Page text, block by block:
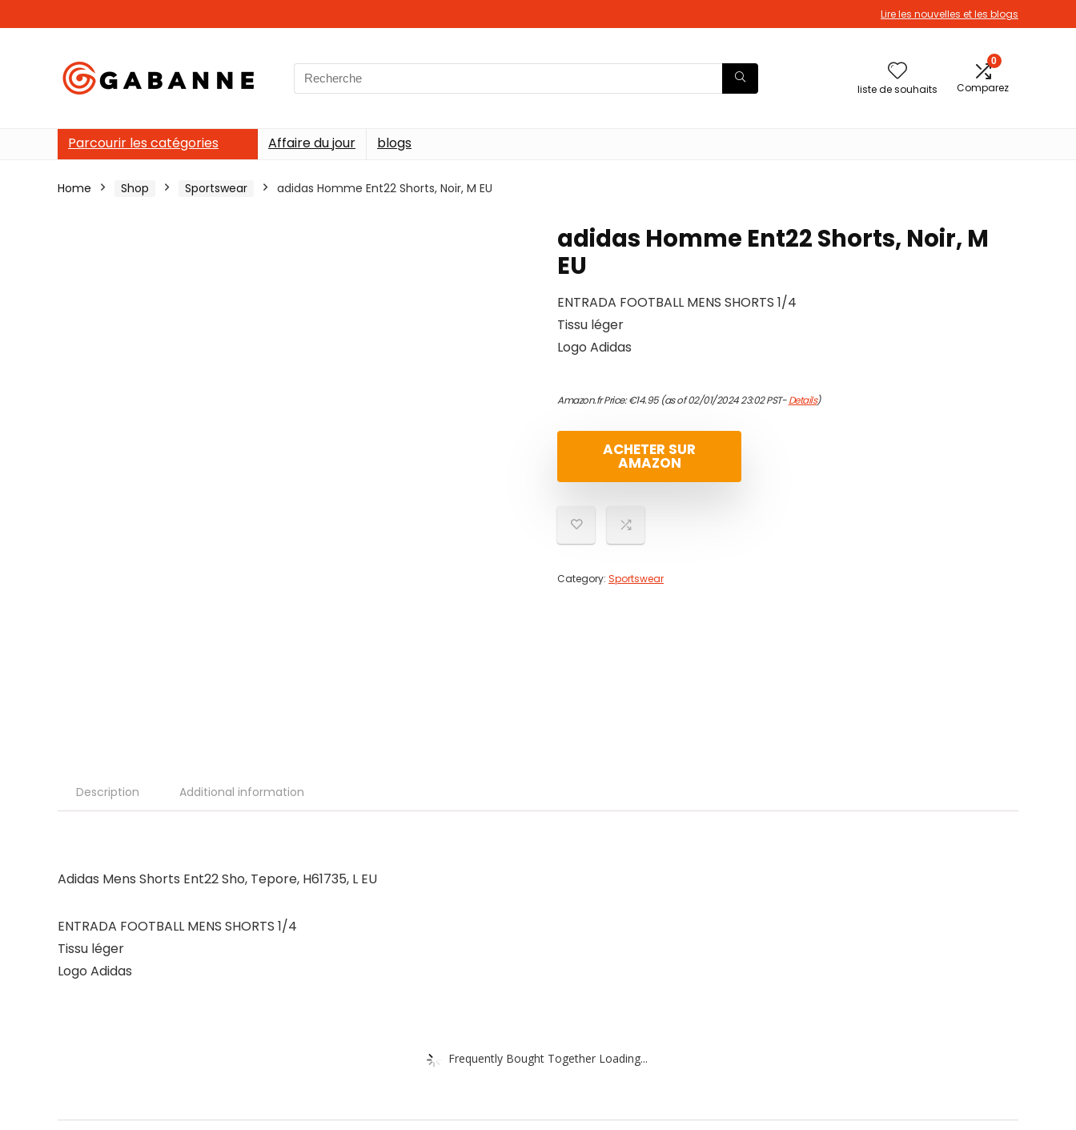
Lire les nouvelles et les blogs
Search
for:
liste de souhaits
0
Comparez
Parcourir les catégories Affaire du jour blogs
Home Shop Sportswear adidas Homme Ent22 Shorts, Noir, M EU
adidas Homme Ent22 Shorts, Noir, M
EU
ENTRADA FOOTBALL MENS SHORTS 1/4
Tissu léger
Logo Adidas
Amazon.fr Price:€14.95(as of 02/01/2024 23:02 PST-Details)
ACHETER SUR
AMAZON
Category: Sportswear
Description Additional information
Adidas Mens Shorts Ent22 Sho, Tepore, H61735, L EU
ENTRADA FOOTBALL MENS SHORTS 1/4
Tissu léger
Logo Adidas
Frequently Bought Together Loading...